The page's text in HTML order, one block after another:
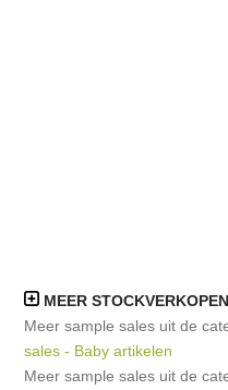
MEER
Meer sample sales uit de
sales - Baby artikelen
Meer sample sales uit de